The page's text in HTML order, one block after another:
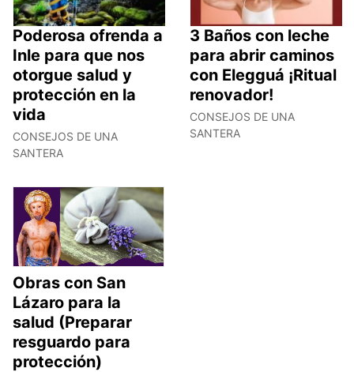
Poderosa ofrenda a
Inle para que nos
otorgue salud y
protección en la
vida
CONSEJOS DE UNA
SANTERA
3 Baños con leche
para abrir caminos
con Elegguá ¡Ritual
renovador!
CONSEJOS DE UNA
SANTERA
Obras con San
Lázaro para la
salud (Preparar
resguardo para
protección)